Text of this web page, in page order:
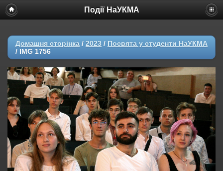
Події НаУКМА
Домашня сторінка / 2023 / Посвята у студенти НаУКМА
/ IMG 1756